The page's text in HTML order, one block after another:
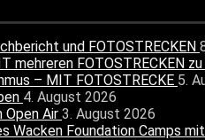
und FOTOSTRECKEN
FOTOSTRECKEN
– MIT FOTOSTRECKE 5.
4. August 2026
Open Air 3. August 2026
Wacken Foundation Camps